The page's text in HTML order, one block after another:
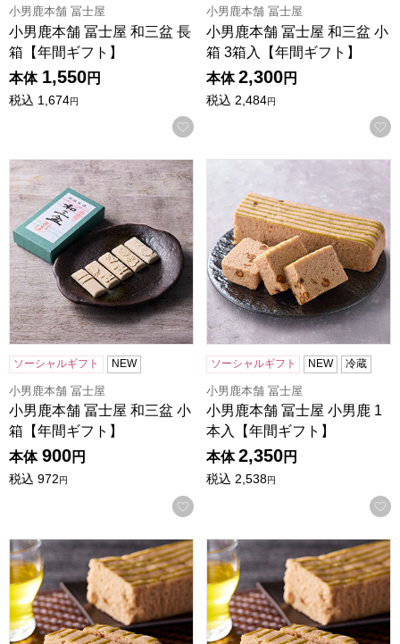
小男鹿本舗 冨士屋
小男鹿本舗 冨士屋 和三盆 長
箱【年間ギフト】
本体 1,550円
税込 1,674円
お気に入りに登録する
小男鹿本舗 冨士屋
小男鹿本舗 冨士屋 和三盆 小
箱 3箱入【年間ギフト】
本体 2,300円
税込 2,484円
小男鹿本舗 冨士屋 和三盆 小箱【年間ギフト】
ソーシャルギフト NEW
小男鹿本舗 冨士屋
小男鹿本舗 冨士屋 和三盆 小
箱【年間ギフト】
本体 900円
税込 972円
お気に入りに登録する
ソーシャルギフト NEW 冷蔵
小男鹿本舗 冨士屋
小男鹿本舗 冨士屋 小男鹿 1
本入【年間ギフト】
本体 2,350円
税込 2,538円
小男鹿本舗 冨士屋 小男鹿 半棹 2本入【年間ギフト】
小男鹿本舗 冨士屋 小男鹿 半